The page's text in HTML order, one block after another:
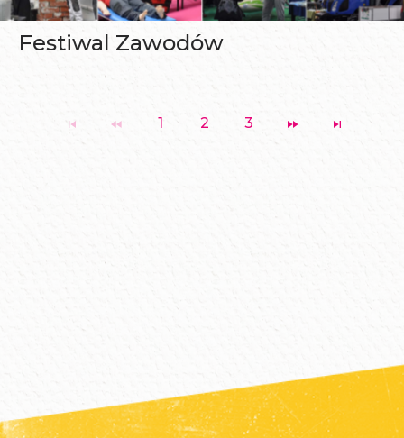
Festiwal Zawodów
1 2 3